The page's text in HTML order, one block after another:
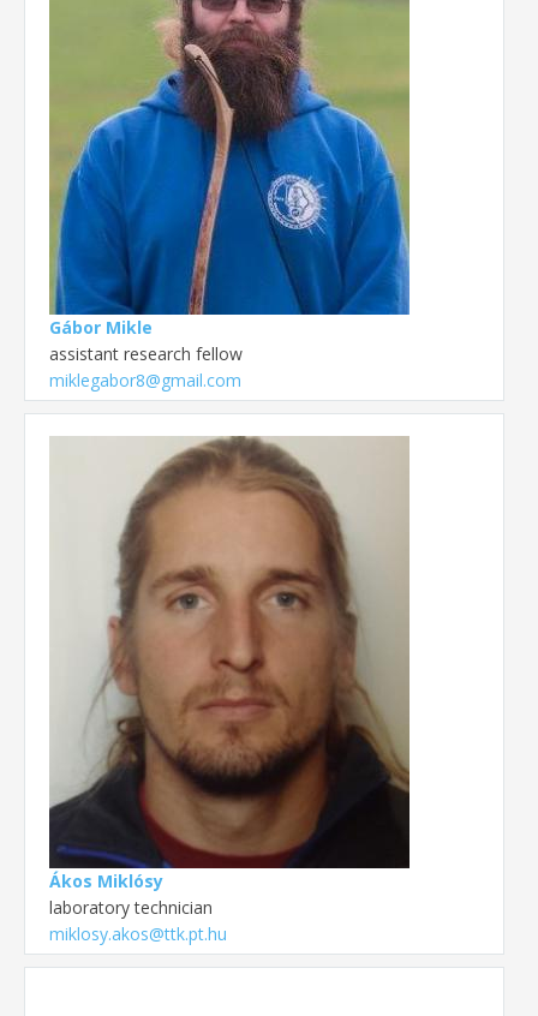
Gábor Mikle
assistant research fellow
miklegabor8@gmail.com
Ákos Miklósy
laboratory technician
miklosy.akos@ttk.pt.hu